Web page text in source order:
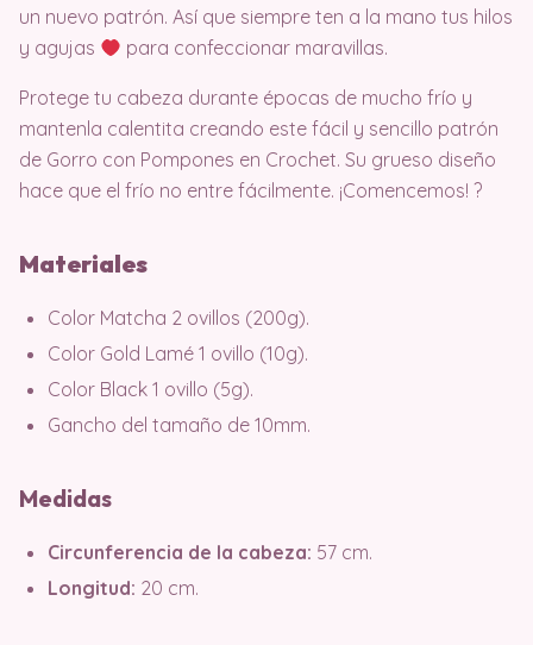
un nuevo patrón. Así que siempre ten a la mano tus hilos
y agujas
para confeccionar maravillas.
Protege tu cabeza durante épocas de mucho frío y
mantenla calentita creando este fácil y sencillo patrón
de Gorro con Pompones en Crochet. Su grueso diseño
hace que el frío no entre fácilmente. ¡Comencemos! ?
Materiales
Color Matcha 2 ovillos (200g).
Color Gold Lamé 1 ovillo (10g).
Color Black 1 ovillo (5g).
Gancho del tamaño de 10mm.
Medidas
Circunferencia de la cabeza: 57 cm.
Longitud: 20 cm.